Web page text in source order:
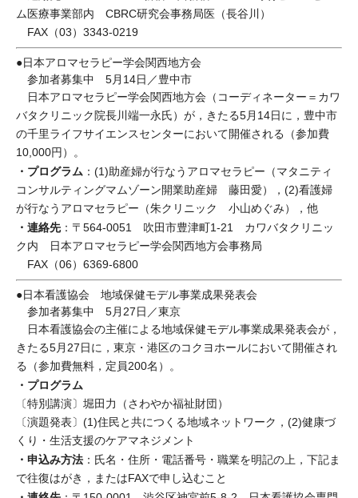
ム医療事業部内 CBRC研究会事務局医（長谷川）
FAX（03）3343-0219
●日本アロマセラピー学会関西地方会
参加者募集中 5月14日／豊中市
日本アロマセラピー学会関西地方会（コーディネーター＝カワ
バタクリニック院長川端一永氏）が，きたる5月14日に，豊中市
の千里ライフサイエンスセンターにおいて開催される（参加費
10,000円）。
・プログラム ：(1)助産婦が行なうアロマセラピー（マタニティ
コンサルティングマムゾーン開業助産婦 藤田愛），(2)看護婦
が行なうアロマセラピー（朱クリニック 小山めぐみ），他
・連絡先：〒564-0051 吹田市豊津町1-21 カワバタクリニッ
ク内 日本アロマセラピー学会関西地方会事務局
FAX（06）6369-6800
●日本看護協会 地域保健モデル事業成果発表会
参加者募集中 5月27日／東京
日本看護協会の主催による地域保健モデル事業成果発表会が，
きたる5月27日に，東京・港区のコクヨホールにおいて開催され
る（参加費無料，定員200名）。
・プログラム
〔特別講演〕堀田力（さわやか福祉財団）
〔演題発表〕(1)住民と共につくる地域ネットワーク，(2)健康づ
くり・生活支援のケアマネジメント
・申込み方法 ：氏名・住所・電話番号・職業を明記の上，下記ま
で往復はがき，またはFAXで申し込むこと